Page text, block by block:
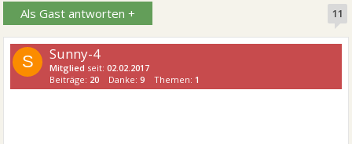
Als Gast antworten + 11
S Sunny-4
Mitglied seit:02.02.2017
Beiträge: 20 Danke:9 Themen: 1